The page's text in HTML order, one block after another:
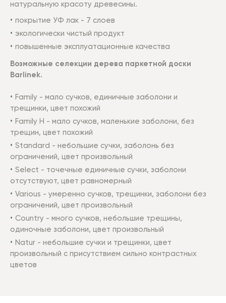
натуральную красоту древесины.
покрытие УФ лак - 7 слоев
экологически чистый продукт
повышенные эксплуатационные качества
Возможные селекции дерева паркетной доски
Barlinek.
Family - мало сучков, единичные заболони и
трещинки, цвет похожий
Family Н - мало сучков, маленькие заболони, без
трещин, цвет похожий
Standard - небольшие сучки, заболонь без
ограничений, цвет произвольный
Select - точечные единичные сучки, заболони
отсутствуют, цвет равномерный
Various - умеренно сучков, трещинки, заболони без
ограничений, цвет произвольный
Country - много сучков, небольшие трещины,
одиночные заболони, цвет произвольный
Natur - небольшие сучки и трещинки, цвет
произвольный с присутствием сильно контрастных
цветов